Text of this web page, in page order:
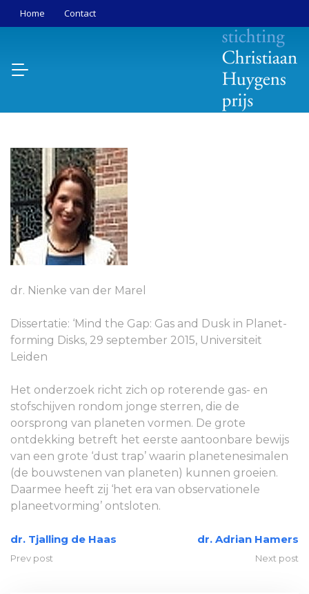
Home Contact
dr. Nienke van der Marel
Dissertatie: ‘Mind the Gap: Gas and Dusk in Planet-
forming Disks, 29 september 2015, Universiteit
Leiden
Het onderzoek richt zich op roterende gas- en
stofschijven rondom jonge sterren, die de
oorsprong van planeten vormen. De grote
ontdekking betreft het eerste aantoonbare bewijs
van een grote ‘dust trap’ waarin planetenesimalen
(de bouwstenen van planeten) kunnen groeien.
Daarmee heeft zij ‘het era van observationele
planeetvorming’ ontsloten.
dr. Tjalling de Haas
Prev post
dr. Adrian Hamers
Next post